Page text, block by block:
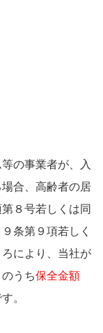
の事業者が、入
合、高齢者の居
８号若しくは同
条第９項若しく
により、当社が
うち保全金額
。